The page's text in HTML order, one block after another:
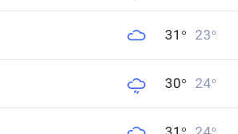
31 ° 23°
30° 24°